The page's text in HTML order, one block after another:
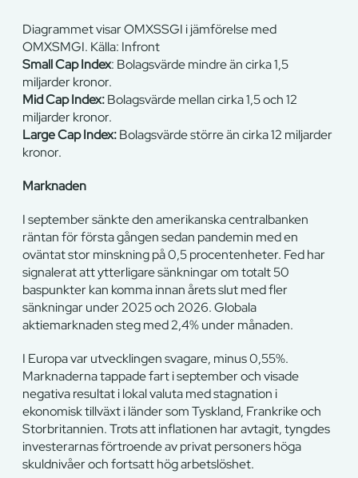
Diagrammet visar OMXSSGI i jämförelse med
OMXSMGI. Källa: Infront
Small Cap Index: Bolagsvärde mindre än cirka 1,5
miljarder kronor.
Mid Cap Index:Bolagsvärde mellan cirka 1,5 och 12
miljarder kronor.
Large Cap Index:Bolagsvärde större än cirka 12 miljarder
kronor.
Marknaden
I september sänkte den amerikanska centralbanken
räntan för första gången sedan pandemin med en
oväntat stor minskning på 0,5 procentenheter. Fed har
signalerat att ytterligare sänkningar om totalt 50
baspunkter kan komma innan årets slut med fler
sänkningar under 2025 och 2026. Globala
aktiemarknaden steg med 2,4% under månaden.
I Europa var utvecklingen svagare, minus 0,55%.
Marknaderna tappade fart i september och visade
negativa resultat i lokal valuta med stagnation i
ekonomisk tillväxt i länder som Tyskland, Frankrike och
Storbritannien. Trots att inflationen har avtagit, tyngdes
investerarnas förtroende av privat personers höga
skuldnivåer och fortsatt hög arbetslöshet.